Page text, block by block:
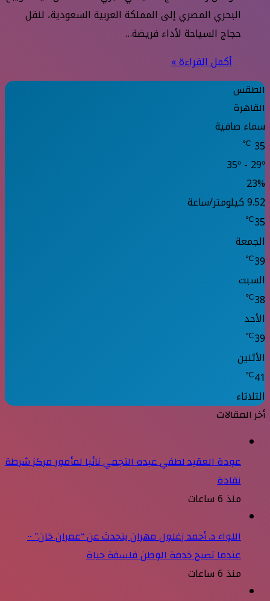
البحري المصري إلى المملكة العربية السعودية، لنقل
حجاج السياحة لأداء فريضة…
أكمل القراءة »
الطقس
القاهرة
سماء صافية
35
℃
35º - 29º
23%
9.52 كيلومتر/ساعة
35
℃
الجمعة
39
℃
السبت
38
℃
الأحد
39
℃
الأثنين
41
℃
الثلاثاء
أخر المقالات
عودة العقيد لطفي عبده النجمي نائبا لمأمور مركز شرطة
نقادة
منذ 6 ساعات
اللواء د. أحمد زغلول مهران يتحدث عن “عمران خان” ••
عندما تصبح خدمة الوطن فلسفة حياة
منذ 6 ساعات